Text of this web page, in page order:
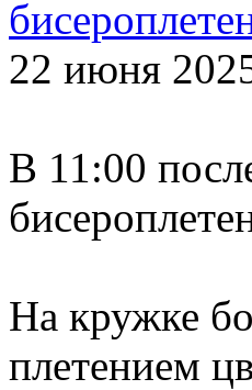
22 июня
В 11:00
На кружке
плетением